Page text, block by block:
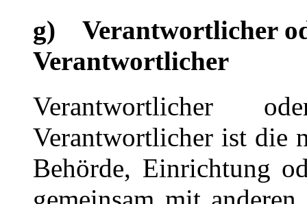
g) Verantwortlicher
Verantwortlicher
Verantwortlicher
Verantwortlicher ist die
Behörde, Einrichtung